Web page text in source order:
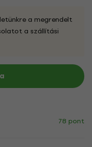
a megrendelt
a szállítási
78 pont